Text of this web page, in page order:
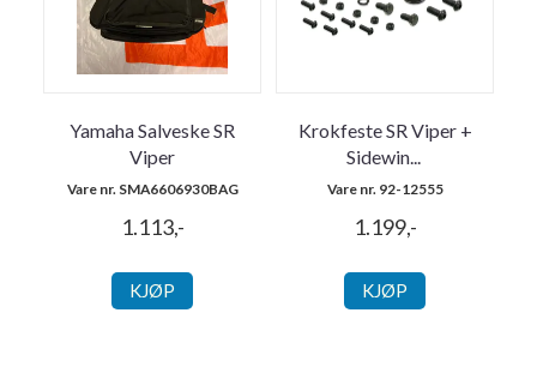
Yamaha Salveske SR
Viper
Vare nr. SMA6606930BAG
1.113,-
KJØP
Krokfeste SR Viper +
Sidewin...
Vare nr. 92-12555
1.199,-
KJØP